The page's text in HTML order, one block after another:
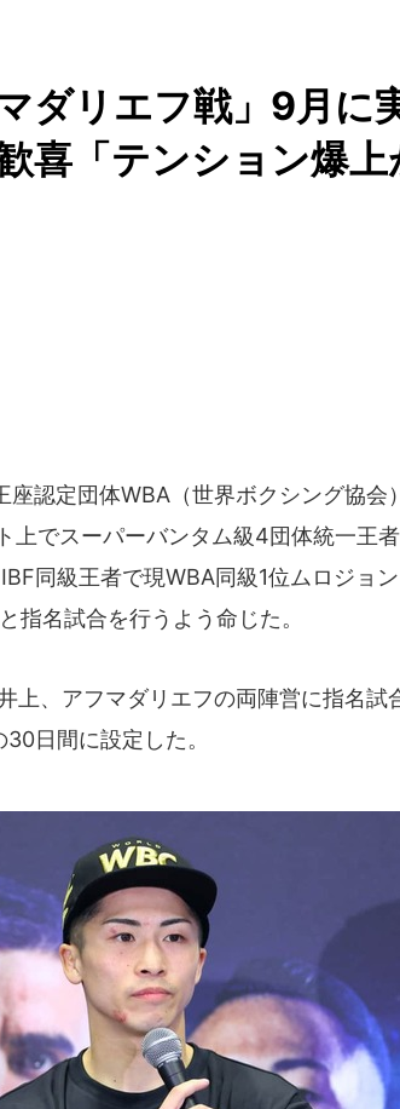
ダリエフ戦」9月に
「テンション爆上
認定団体WBA（世界ボクシング協会
上でスーパーバンタム級4団体統一王
同級王者で現WBA同級1位ムロジョ
指名試合を行うよう命じた。
上、アフマダリエフの両陣営に指名試
日間に設定した。